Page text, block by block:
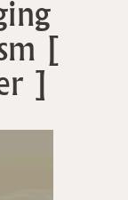
]